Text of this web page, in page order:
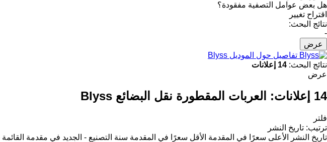
هل بعض عوامل التصفية مفقودة؟
اقتراح تغيير
نتائج البحث:
-
عرض
تفاصيل حول الموديل Blyss
نتائج البحث: 14 إعلانات
عرض
14 إعلانات: العربات المقطورة نقل البضائع Blyss
فلتر
ترتيب: تاريخ النشر
تاريخ النشر
الأعلى سعرًا في المقدمة الأقل سعرًا في المقدمة سنة التصنيع - الجديد في مقدمة القائمة